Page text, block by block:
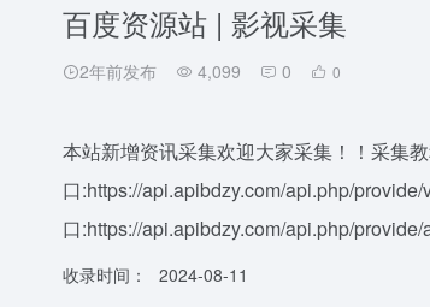
百度资源站 | 影视采集
2年前发布 4,099 0 0
本站新增资讯采集欢迎大家采集！！采集
口:https://api.apibdzy.com/api.php/
口:https://api.apibdzy.com/api.php/
收录时间：
2024-08-11